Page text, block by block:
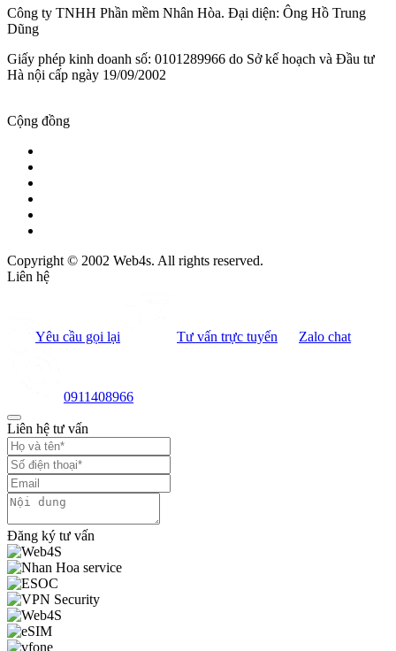
Công ty TNHH Phần mềm Nhân Hòa. Đại diện: Ông Hồ Trung
Dũng
Giấy phép kinh doanh số: 0101289966 do Sở kế hoạch và Đầu tư
Hà nội cấp ngày 19/09/2002
Cộng đồng
Copyright © 2002 Web4s. All rights reserved.
Liên hệ
Yêu cầu gọi lại Tư vấn trực tuyến Zalo chat
0911408966
Liên hệ tư vấn
Đăng ký tư vấn